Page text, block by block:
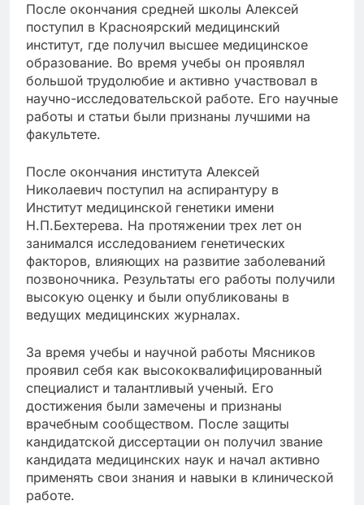
После окончания средней школы Алексей
поступил в Красноярский медицинский
институт, где получил высшее медицинское
образование. Во время учебы он проявлял
большой трудолюбие и активно участвовал в
научно-исследовательской работе. Его научные
работы и статьи были признаны лучшими на
факультете.
После окончания института Алексей
Николаевич поступил на аспирантуру в
Институт медицинской генетики имени
Н.П.Бехтерева. На протяжении трех лет он
занимался исследованием генетических
факторов, влияющих на развитие заболеваний
позвоночника. Результаты его работы получили
высокую оценку и были опубликованы в
ведущих медицинских журналах.
За время учебы и научной работы Мясников
проявил себя как высококвалифицированный
специалист и талантливый ученый. Его
достижения были замечены и признаны
врачебным сообществом. После защиты
кандидатской диссертации он получил звание
кандидата медицинских наук и начал активно
применять свои знания и навыки в клинической
работе.